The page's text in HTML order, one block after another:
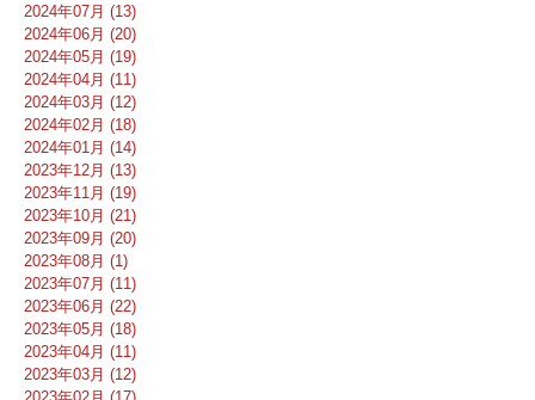
2024年07月 (13)
2024年06月 (20)
2024年05月 (19)
2024年04月 (11)
2024年03月 (12)
2024年02月 (18)
2024年01月 (14)
2023年12月 (13)
2023年11月 (19)
2023年10月 (21)
2023年09月 (20)
2023年08月 (1)
2023年07月 (11)
2023年06月 (22)
2023年05月 (18)
2023年04月 (11)
2023年03月 (12)